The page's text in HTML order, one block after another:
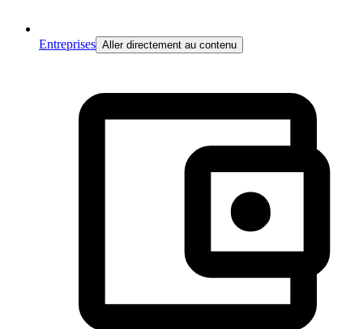
Entreprises Aller directement au contenu